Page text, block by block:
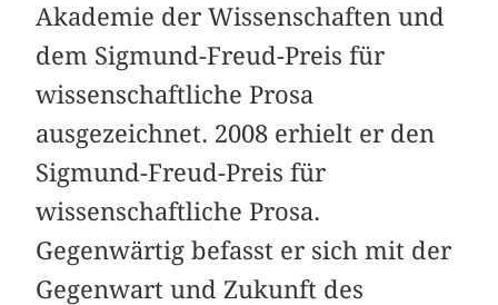
Akademie der Wissenschaften und
dem Sigmund-Freud-Preis für
wissenschaftliche Prosa
ausgezeichnet. 2008 erhielt er den
Sigmund-Freud-Preis für
wissenschaftliche Prosa.
Gegenwärtig befasst er sich mit der
Gegenwart und Zukunft des